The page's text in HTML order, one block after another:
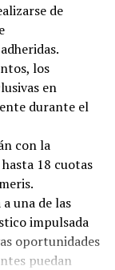
de
los
en
durante el
con la
18 cuotas
una de las
impulsada
oportunidades
puedan